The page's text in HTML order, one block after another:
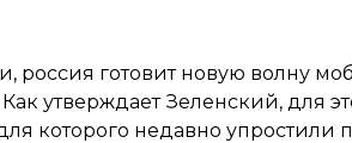
россия готовит новую волну
утверждает Зеленский, для
которого недавно упростили